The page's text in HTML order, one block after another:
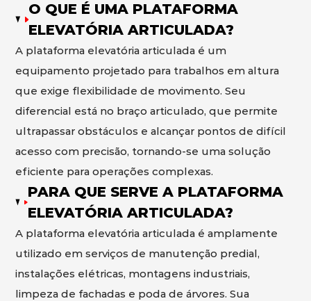
O QUE É UMA PLATAFORMA
ELEVATÓRIA ARTICULADA?
A plataforma elevatória articulada é um
equipamento projetado para trabalhos em altura
que exige flexibilidade de movimento. Seu
diferencial está no braço articulado, que permite
ultrapassar obstáculos e alcançar pontos de difícil
acesso com precisão, tornando-se uma solução
eficiente para operações complexas.
PARA QUE SERVE A PLATAFORMA
ELEVATÓRIA ARTICULADA?
A plataforma elevatória articulada é amplamente
utilizado em serviços de manutenção predial,
instalações elétricas, montagens industriais,
limpeza de fachadas e poda de árvores. Sua